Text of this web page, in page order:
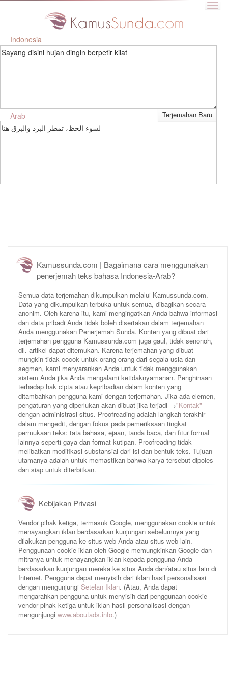
Indonesia
Sayang disini hujan dingin berpetir kilat
Arab
لسوء الحظ، تمطر البرد والبرق هنا
Kamussunda.com | Bagaimana cara menggunakan
penerjemah teks bahasa Indonesia-Arab?
Semua data terjemahan dikumpulkan melalui Kamussunda.com.
Data yang dikumpulkan terbuka untuk semua, dibagikan secara
anonim. Oleh karena itu, kami mengingatkan Anda bahwa informasi
dan data pribadi Anda tidak boleh disertakan dalam terjemahan
Anda menggunakan Penerjemah Sunda. Konten yang dibuat dari
terjemahan pengguna Kamussunda.com juga gaul, tidak senonoh,
dll. artikel dapat ditemukan. Karena terjemahan yang dibuat
mungkin tidak cocok untuk orang-orang dari segala usia dan
segmen, kami menyarankan Anda untuk tidak menggunakan
sistem Anda jika Anda mengalami ketidaknyamanan. Penghinaan
terhadap hak cipta atau kepribadian dalam konten yang
ditambahkan pengguna kami dengan terjemahan. Jika ada elemen,
pengaturan yang diperlukan akan dibuat jika terjadi →"Kontak"
dengan administrasi situs. Proofreading adalah langkah terakhir
dalam mengedit, dengan fokus pada pemeriksaan tingkat
permukaan teks: tata bahasa, ejaan, tanda baca, dan fitur formal
lainnya seperti gaya dan format kutipan. Proofreading tidak
melibatkan modifikasi substansial dari isi dan bentuk teks. Tujuan
utamanya adalah untuk memastikan bahwa karya tersebut dipoles
dan siap untuk diterbitkan.
Kebijakan Privasi
Vendor pihak ketiga, termasuk Google, menggunakan cookie untuk
menayangkan iklan berdasarkan kunjungan sebelumnya yang
dilakukan pengguna ke situs web Anda atau situs web lain.
Penggunaan cookie iklan oleh Google memungkinkan Google dan
mitranya untuk menayangkan iklan kepada pengguna Anda
berdasarkan kunjungan mereka ke situs Anda dan/atau situs lain di
Internet. Pengguna dapat menyisih dari iklan hasil personalisasi
dengan mengunjungi Setelan Iklan. (Atau, Anda dapat
mengarahkan pengguna untuk menyisih dari penggunaan cookie
vendor pihak ketiga untuk iklan hasil personalisasi dengan
mengunjungi www.aboutads.info.)